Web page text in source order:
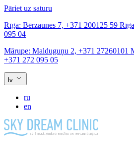
Pāriet uz saturu
Rīga: Bērzaunes 7, +371 200125 59
095 04
Mārupe: Malduguņu 2, +371 27260101
+371 272 095 05
lv
ru
en